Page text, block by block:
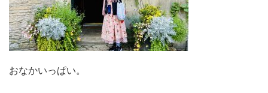
おなかいっぱい。